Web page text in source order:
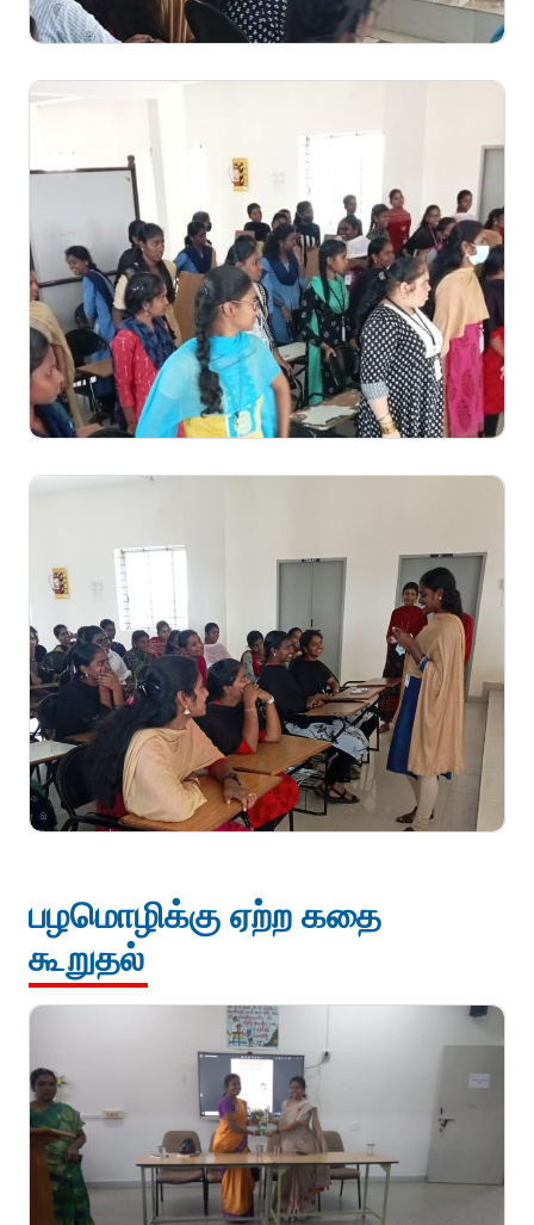
பழமொழிக்கு ஏற்ற கதை
கூறுதல்